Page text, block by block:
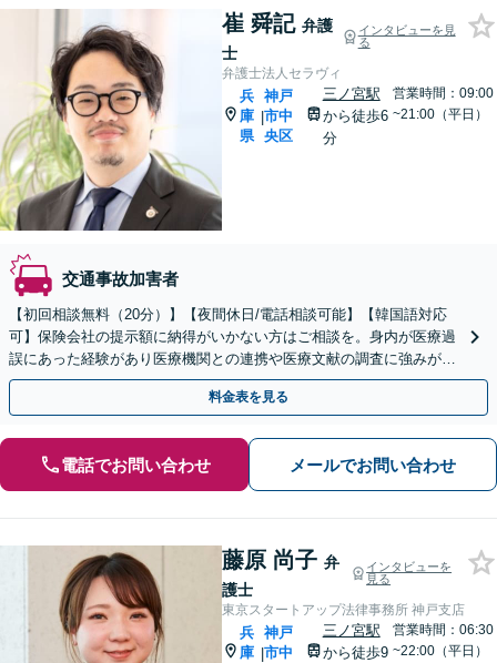
崔 舜記 弁護
士
インタビューを見
る
弁護士法人セラヴィ
兵
庫
県
|
神戸
市中
央区
三ノ宮駅
から徒歩6
分
営業時間：09:00
~21:00（平日）
交通事故加害者
【初回相談無料（20分）】【夜間休日/電話相談可能】【韓国語対応
可】保険会社の提示額に納得がいかない方はご相談を。身内が医療過
誤にあった経験があり医療機関との連携や医療文献の調査に強みがあ
ります。
料金表を見る
電話でお問い合わせ メールでお問い合わせ
藤原 尚子 弁
護士
インタビューを
見る
東京スタートアップ法律事務所 神戸支店
兵
庫 |
神戸
市中
三ノ宮駅
から徒歩9
営業時間：06:30
~22:00（平日）